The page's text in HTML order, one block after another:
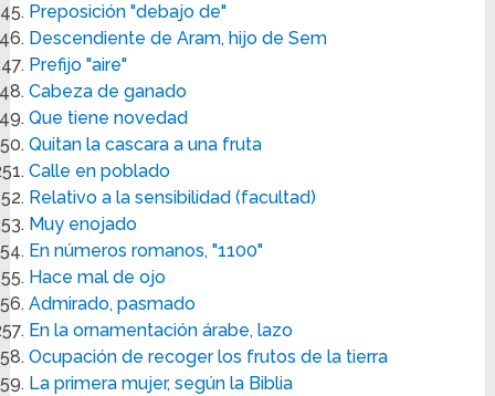
Preposición "debajo de"
Descendiente de Aram, hijo de Sem
Prefijo "aire"
Cabeza de ganado
Que tiene novedad
Quitan la cascara a una fruta
Calle en poblado
Relativo a la sensibilidad (facultad)
Muy enojado
En números romanos, "1100"
Hace mal de ojo
Admirado, pasmado
En la ornamentación árabe, lazo
Ocupación de recoger los frutos de la tierra
La primera mujer, según la Biblia